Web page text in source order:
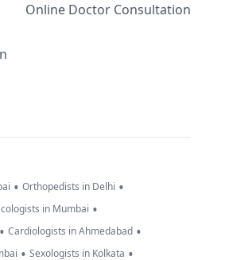
Online Doctor Consultation
• Orthopedists in Delhi •
in Mumbai •
• Cardiologists in Ahmedabad •
• Sexologists in Kolkata •